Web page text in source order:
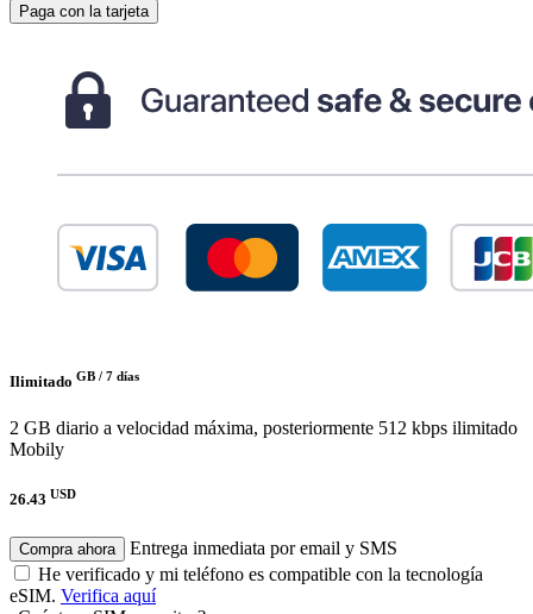
Paga con la tarjeta
Ilimitado GB / 7 días
2 GB diario a velocidad máxima, posteriormente 512 kbps ilimitado
Mobily
26.43 USD
Compra ahora
Entrega inmediata por email y SMS
He verificado y mi teléfono es compatible con la tecnología
eSIM. Verifica aquí